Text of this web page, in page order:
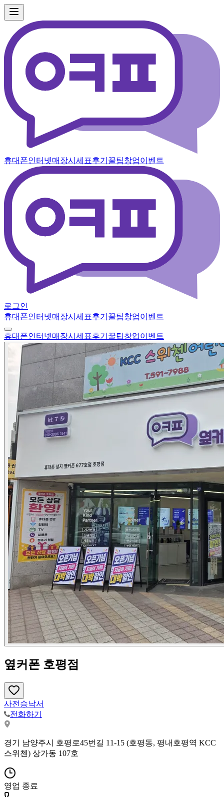
휴대폰인터넷매장시세표후기 꿀팁창업이벤트
로그인
휴대폰인터넷매장시세표후기 꿀팁창업이벤트
휴대폰인터넷매장시세표후기 꿀팁창업이벤트
옆커폰 호평점
사전승낙서
전화하기
경기 남양주시 호평로45번길 11-15 (호평동, 평내호평역 KCC
스위첸) 상가동 107호
영업 종료